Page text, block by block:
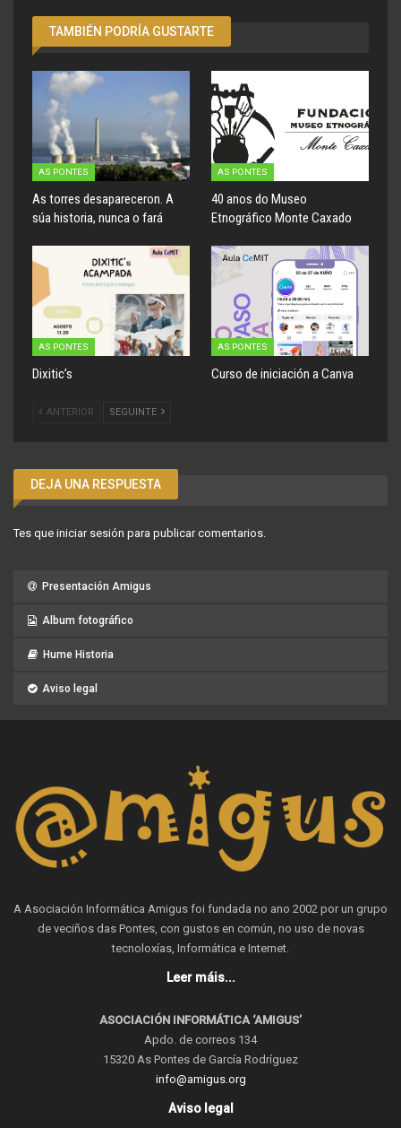
TAMBIÉN PODRÍA GUSTARTE
AS PONTES
As torres desapareceron. A
súa historia, nunca o fará
AS PONTES
40 anos do Museo
Etnográfico Monte Caxado
AS PONTES
Dixitic’s
AS PONTES
Curso de iniciación a Canva
ANTERIOR SEGUINTE
DEJA UNA RESPUESTA
Tes que iniciar sesión para publicar comentarios.
Presentación Amigus
Album fotográfico
Hume Historia
Aviso legal
A Asociación Informática Amigus foi fundada no ano 2002 por un grupo
de veciños das Pontes, con gustos en común, no uso de novas
tecnoloxías, Informática e Internet.
Leer máis...
ASOCIACIÓN INFORMÁTICA ‘AMIGUS’
Apdo. de correos 134
15320 As Pontes de García Rodríguez
info@amigus.org
Aviso legal